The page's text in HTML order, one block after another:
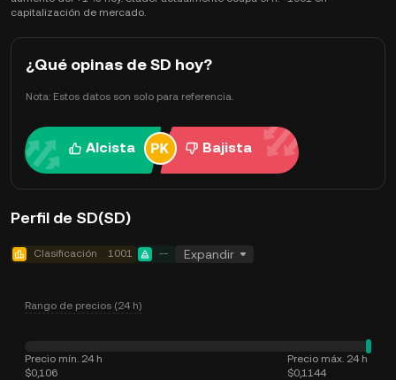
capitalización de mercado.
¿Qué opinas de SD hoy?
Nota: Estos datos son solo para referencia.
Alcista Bajista
Perfil de SD(SD)
Clasificación 1001 -- Expandir
Rango de precios (24 h)
Precio mín. 24 h
$0,106
Precio máx. 24 h
$0,1144